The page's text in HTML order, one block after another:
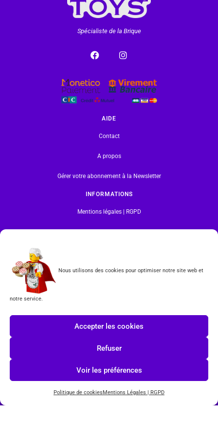
Nous utilisons des cookies pour optimiser notre site web et
notre service.
Accepter les cookies
Refuser
Voir les préférences
Politique de cookiesMentions Légales | RGPD
Spécialiste de la Brique
AIDE
Contact
A propos
Gérer votre abonnement à la Newsletter
INFORMATIONS
Mentions légales | RGPD
CGV
Tous les produits vendus sur ce site sont fabriqués par LEGO exclusivement. LEGO® est une
marque déposée par The LEGO Group. Les propriétaires des marques respectives citées sur le site
en restent les propriétaires. Tous droits réservés.
INSCRIPTION À LA NEWSLETTER
J'accepte les conditions duRGPD.